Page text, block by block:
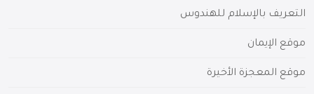
التعريف بالإسلام للهندوس
موقع الإيمان
موقع المعجزة الأخيرة